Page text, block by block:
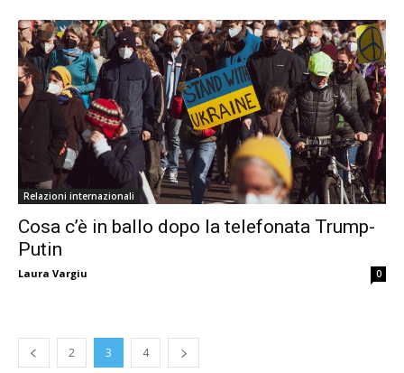
Relazioni internazionali
Cosa c’è in ballo dopo la telefonata Trump-
Putin
Laura Vargiu 0
2 3 4